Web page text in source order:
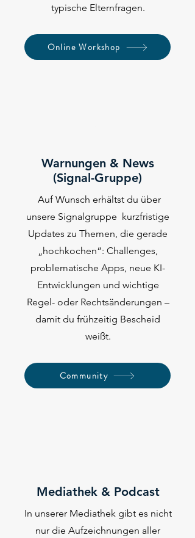
typische Elternfragen.
Online Workshop
Warnungen & News
(Signal-Gruppe)
Auf Wunsch erhältst du über
unsere Signalgruppe kurzfristige
Updates zu Themen, die gerade
„hochkochen“: Challenges,
problematische Apps, neue KI-
Entwicklungen und wichtige
Regel- oder Rechtsänderungen –
damit du frühzeitig Bescheid
weißt.
Community
Mediathek & Podcast
In unserer Mediathek gibt es nicht
nur die Aufzeichnungen aller